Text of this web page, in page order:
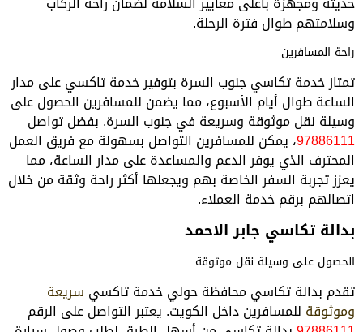
وسلامتهم طوال فترة الرحلة.
راحة المسافرين
تمتاز خدمة تكاسي جنوب السرة بتوفير خدمة تاكسي على مدار
الساعة طوال أيام الأسبوع، مما يضمن للمسافرين الحصول على
وسيلة نقل موثوقة وسريعة في جنوب السرة. بفضل تواصل
97886111، يمكن للمسافرين التواصل بسهولة مع فريق العمل
المحترف الذي يوفر الدعم والمساعدة على مدار الساعة، مما
يعزز تجربة السفر الخاصة بهم ويجعلها أكثر راحة وثقة من خلال
اتصالهم برقم خدمة العملاء.
بدالة تكاسي جابر الاحمد
الحصول على وسيلة نقل موثوقة
تقدم بدالة تكاسي محافظة حولي خدمة تاكسي سريعة
وموثوقة للمسافرين داخل الكويت. يعتبر التواصل على الرقم